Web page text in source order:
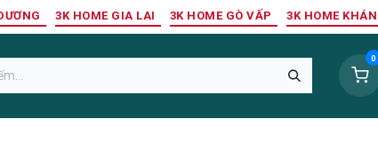
3K HOME GIA LAI 3K HOME GÒ VẤP 3K HOME
0